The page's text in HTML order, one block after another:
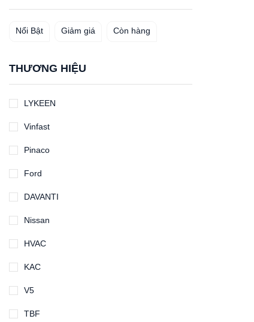
Nổi Bật Giảm giá Còn hàng
THƯƠNG HIỆU
LYKEEN
Vinfast
Pinaco
Ford
DAVANTI
Nissan
HVAC
KAC
V5
TBF